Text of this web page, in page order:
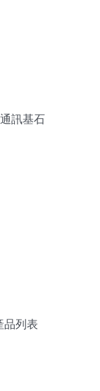
訊基石
品列表